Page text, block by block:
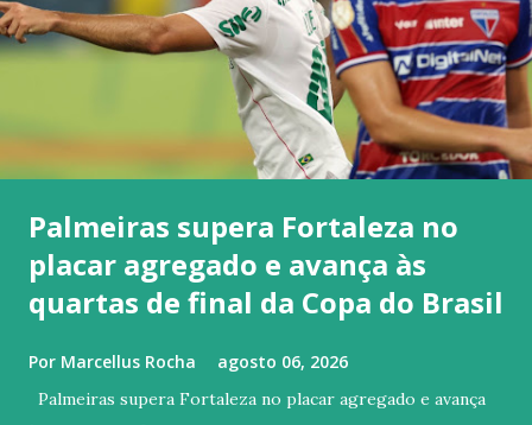
Palmeiras supera Fortaleza no
placar agregado e avança às
quartas de final da Copa do Brasil
Por Marcellus Rocha agosto 06, 2026
Palmeiras supera Fortaleza no placar agregado e avança